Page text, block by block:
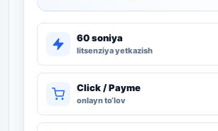
60 soniya
litsenziya yetkazish
Click / Payme
onlayn to‘lov